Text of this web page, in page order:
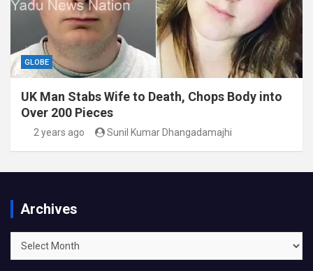
GLOBE
UK Man Stabs Wife to Death, Chops Body into
Over 200 Pieces
2 years ago Sunil Kumar Dhangadamajhi
Archives
Archives